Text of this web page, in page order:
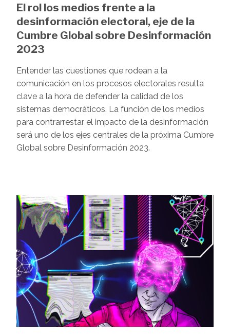
El rol los medios frente a la
desinformación electoral, eje de la
Cumbre Global sobre Desinformación
2023
Entender las cuestiones que rodean a la
comunicación en los procesos electorales resulta
clave a la hora de defender la calidad de los
sistemas democráticos. La función de los medios
para contrarrestar el impacto de la desinformación
será uno de los ejes centrales de la próxima Cumbre
Global sobre Desinformación 2023.
Image